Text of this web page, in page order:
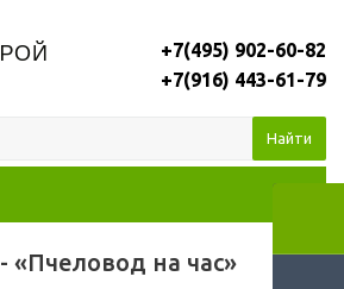
+7(495) 902-60-82
+7(916) 443-61-79
Найти
«Пчеловод на час»